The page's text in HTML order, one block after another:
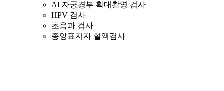
AI 자궁경부 확대촬영 검사
HPV 검사
초음파 검사
종양표지자 혈액검사